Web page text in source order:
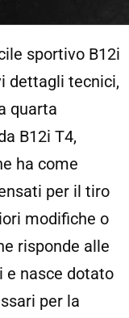
sportivo B12i
dettagli tecnici,
quarta
B12i T4,
ha come
per il tiro
modifiche o
risponde alle
e nasce dotato
per la